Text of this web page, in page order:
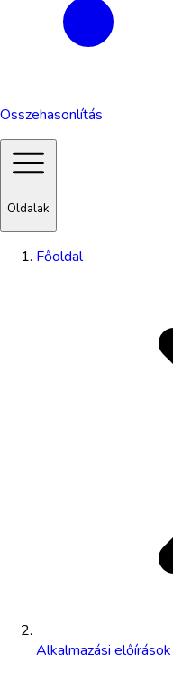
Összehasonlítás
Oldalak
Főoldal
Alkalmazási előírások